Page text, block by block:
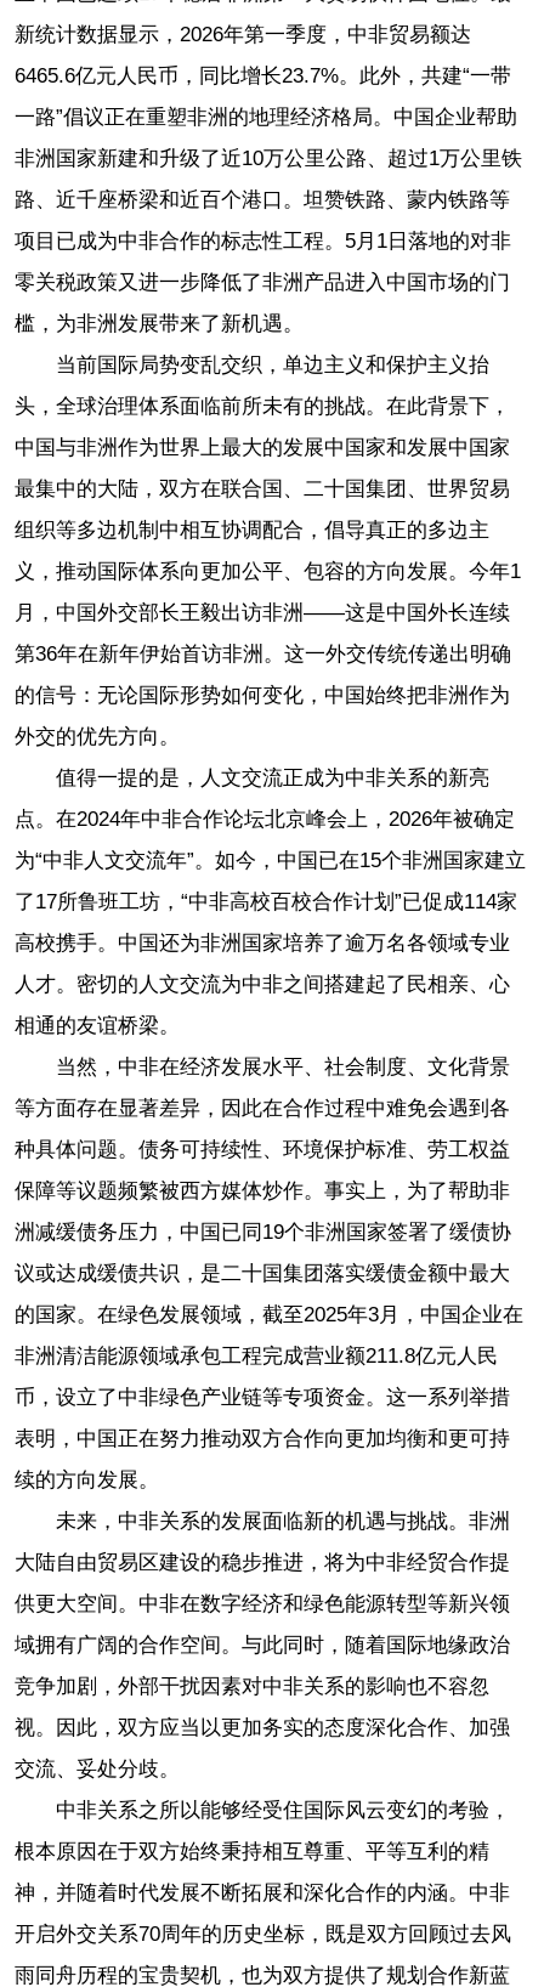
新统计数据显示，2026年第一季度，中非贸易额达
6465.6亿元人民币，同比增长23.7%。此外，共建“一带
一路”倡议正在重塑非洲的地理经济格局。中国企业帮助
非洲国家新建和升级了近10万公里公路、超过1万公里铁
路、近千座桥梁和近百个港口。坦赞铁路、蒙内铁路等
项目已成为中非合作的标志性工程。5月1日落地的对非
零关税政策又进一步降低了非洲产品进入中国市场的门
槛，为非洲发展带来了新机遇。
当前国际局势变乱交织，单边主义和保护主义抬
头，全球治理体系面临前所未有的挑战。在此背景下，
中国与非洲作为世界上最大的发展中国家和发展中国家
最集中的大陆，双方在联合国、二十国集团、世界贸易
组织等多边机制中相互协调配合，倡导真正的多边主
义，推动国际体系向更加公平、包容的方向发展。今年1
月，中国外交部长王毅出访非洲——这是中国外长连续
第36年在新年伊始首访非洲。这一外交传统传递出明确
的信号：无论国际形势如何变化，中国始终把非洲作为
外交的优先方向。
值得一提的是，人文交流正成为中非关系的新亮
点。在2024年中非合作论坛北京峰会上，2026年被确定
为“中非人文交流年”。如今，中国已在15个非洲国家建立
了17所鲁班工坊，“中非高校百校合作计划”已促成114家
高校携手。中国还为非洲国家培养了逾万名各领域专业
人才。密切的人文交流为中非之间搭建起了民相亲、心
相通的友谊桥梁。
当然，中非在经济发展水平、社会制度、文化背景
等方面存在显著差异，因此在合作过程中难免会遇到各
种具体问题。债务可持续性、环境保护标准、劳工权益
保障等议题频繁被西方媒体炒作。事实上，为了帮助非
洲减缓债务压力，中国已同19个非洲国家签署了缓债协
议或达成缓债共识，是二十国集团落实缓债金额中最大
的国家。在绿色发展领域，截至2025年3月，中国企业在
非洲清洁能源领域承包工程完成营业额211.8亿元人民
币，设立了中非绿色产业链等专项资金。这一系列举措
表明，中国正在努力推动双方合作向更加均衡和更可持
续的方向发展。
未来，中非关系的发展面临新的机遇与挑战。非洲
大陆自由贸易区建设的稳步推进，将为中非经贸合作提
供更大空间。中非在数字经济和绿色能源转型等新兴领
域拥有广阔的合作空间。与此同时，随着国际地缘政治
竞争加剧，外部干扰因素对中非关系的影响也不容忽
视。因此，双方应当以更加务实的态度深化合作、加强
交流、妥处分歧。
中非关系之所以能够经受住国际风云变幻的考验，
根本原因在于双方始终秉持相互尊重、平等互利的精
神，并随着时代发展不断拓展和深化合作的内涵。中非
开启外交关系70周年的历史坐标，既是双方回顾过去风
雨同舟历程的宝贵契机，也为双方提供了规划合作新蓝